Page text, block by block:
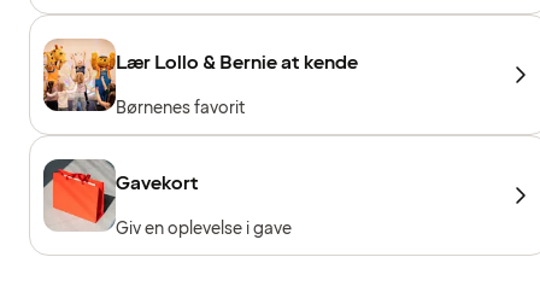
Lær Lollo & Bernie at kende
Børnenes favorit
Gavekort
Giv en oplevelse i gave